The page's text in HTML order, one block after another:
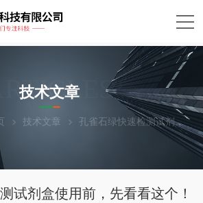
ARTICLES
技术文章
技术文章 孔雀石绿快速检测试剂盒使用前，先看看这个！
试剂盒使用前，先看看这个！